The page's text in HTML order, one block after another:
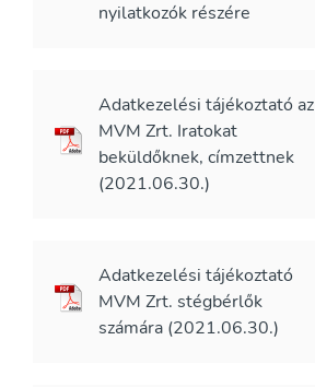
nyilatkozók részére
Adatkezelési tájékoztató az
MVM Zrt. Iratokat
beküldőknek, címzettnek
(2021.06.30.)
Adatkezelési tájékoztató
MVM Zrt. stégbérlők
számára (2021.06.30.)